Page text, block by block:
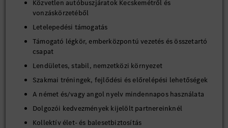
Közvetlen autóbuszjáratok Kecskemétről és
vonzáskörzetéből
Letelepedési támogatás
Támogató légkör, emberközpontú vezetés és összetartó
csapat
Lendületes, stabil, nemzetközi környezet
Szakmai tréningek, fejlődési és előrelépési lehetőségek
A német és/vagy angol nyelv mindennapos használata
Dolgozói kedvezmények kijelölt partnereinknél
Kollektív élet- és balesetbiztosítás